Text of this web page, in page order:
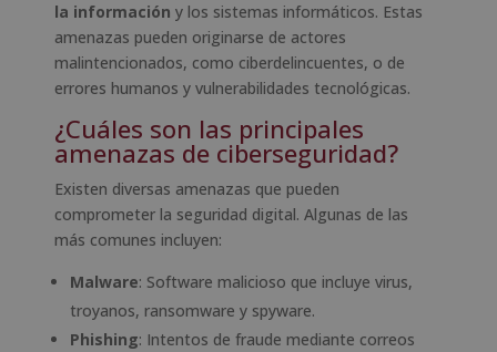
la información y los sistemas informáticos. Estas
amenazas pueden originarse de actores
malintencionados, como ciberdelincuentes, o de
errores humanos y vulnerabilidades tecnológicas.
¿Cuáles son las principales
amenazas de ciberseguridad?
Existen diversas amenazas que pueden
comprometer la seguridad digital. Algunas de las
más comunes incluyen:
Malware: Software malicioso que incluye virus,
troyanos, ransomware y spyware.
Phishing: Intentos de fraude mediante correos